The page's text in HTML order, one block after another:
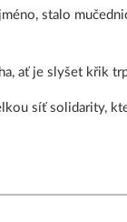
stalo
je slyšet křik
síť solidarity,